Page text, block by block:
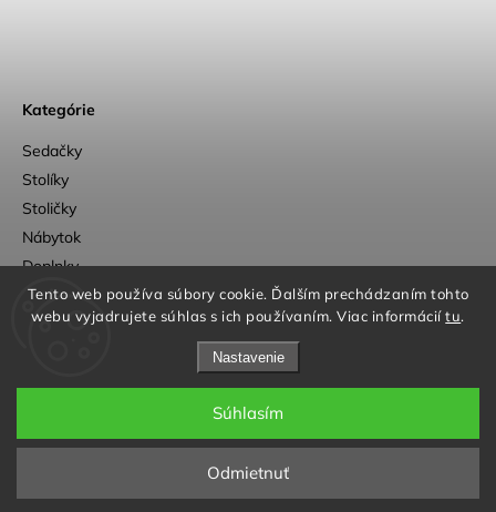
Tento web používa súbory cookie. Ďalším prechádzaním tohto
webu vyjadrujete súhlas s ich používaním. Viac informáciítu.
Nastavenie
Odmietnuť
Súhlasím
Kategórie
Sedačky
Stolíky
Stoličky
Nábytok
Doplnky
Outlet
a Adatelier
Copyright 2026OpenUp Design. Všetky práva vyhradené.
Grafický návrh vytvořil a nakódoval